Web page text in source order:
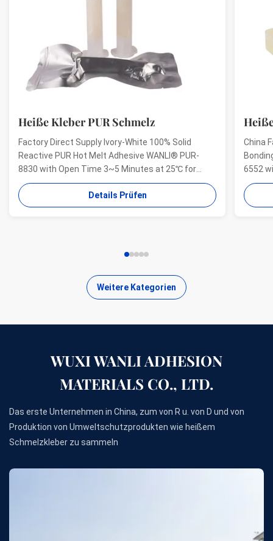
Heiße Kleber PUR Schmelz
Factory Direct Supply Ivory-White 100% Solid
Reactive PUR Hot Melt Adhesive WANLI® PUR-
8830 with Open Time 3~5 Minutes at 25℃ for
Electrical Structural Bonding, Perfect Bonding
Strength Wanli® PUR hot melt adhesive PUR-8830
for electronics structural bonding is a single-
Details Prüfen
China
6552
And
Aging
melt
Weitere Kategorien
WUXI WANLI ADHESION
MATERIALS CO., LTD.
Das erste Unternehmen in China, zum von R u. von D und von
Produktion von Umweltschutzprodukten wie heißem
Schmelzkleber zu sammeln